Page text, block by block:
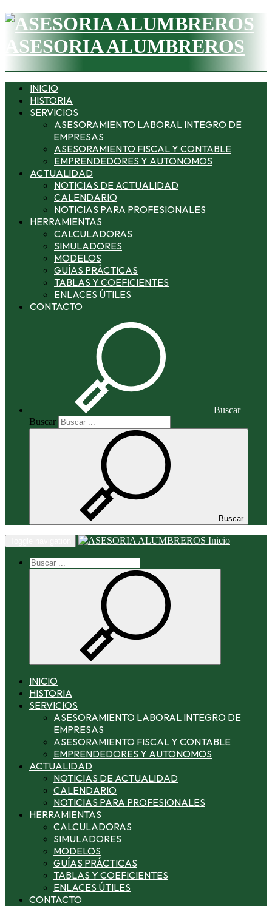
ASESORIA ALUMBREROS
INICIO
HISTORIA
SERVICIOS
ASESORAMIENTO LABORAL INTEGRO DE
EMPRESAS
ASESORAMIENTO FISCAL Y CONTABLE
EMPRENDEDORES Y AUTONOMOS
ACTUALIDAD
NOTICIAS DE ACTUALIDAD
CALENDARIO
NOTICIAS PARA PROFESIONALES
HERRAMIENTAS
CALCULADORAS
SIMULADORES
MODELOS
GUÍAS PRÁCTICAS
TABLAS Y COEFICIENTES
ENLACES ÚTILES
CONTACTO
Buscar
Buscar
Buscar
Inicio
INICIO
HISTORIA
SERVICIOS
ASESORAMIENTO LABORAL INTEGRO DE
EMPRESAS
ASESORAMIENTO FISCAL Y CONTABLE
EMPRENDEDORES Y AUTONOMOS
ACTUALIDAD
NOTICIAS DE ACTUALIDAD
CALENDARIO
NOTICIAS PARA PROFESIONALES
HERRAMIENTAS
CALCULADORAS
SIMULADORES
MODELOS
GUÍAS PRÁCTICAS
TABLAS Y COEFICIENTES
ENLACES ÚTILES
CONTACTO